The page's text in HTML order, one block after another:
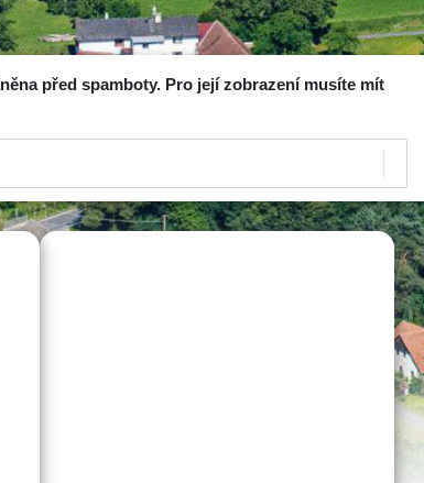
před spamboty. Pro její zobrazení musíte mít